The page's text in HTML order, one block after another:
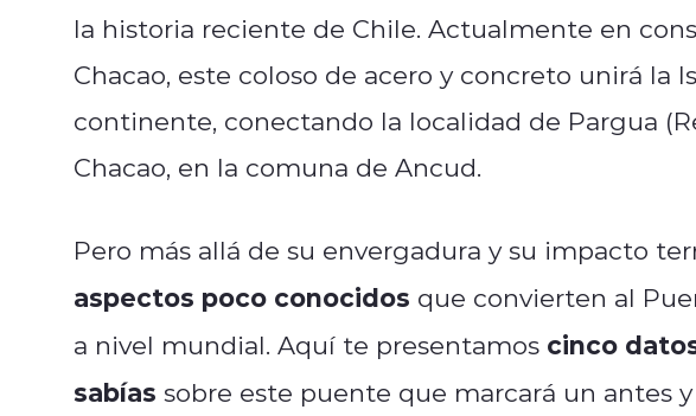
la historia reciente de Chile. Actualmente en
Chacao, este coloso de acero y concreto unirá la
continente, conectando la localidad de Pargua
Chacao, en la comuna de Ancud.
Pero más allá de su envergadura y su impacto
aspectos poco conocidos que convierten al
a nivel mundial. Aquí te presentamos cinco
sabías sobre este puente que marcará un antes